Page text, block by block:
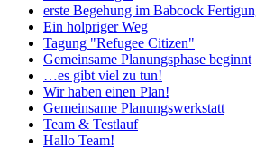
erste Begehung im Babcock
Ein holpriger Weg
Tagung "Refugee Citizen"
Gemeinsame Planungsphase beginnt
…es gibt viel zu tun!
Wir haben einen Plan!
Gemeinsame Planungswerkstatt
Team & Testlauf
Hallo Team!